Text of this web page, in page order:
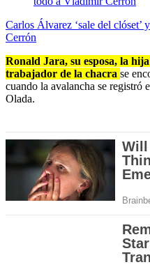
Carlos Álvarez ‘sale del
Cerrón
Ronald Jara, su esposa, la
trabajador de la chacra se
cuando la avalancha se registró
Olada.